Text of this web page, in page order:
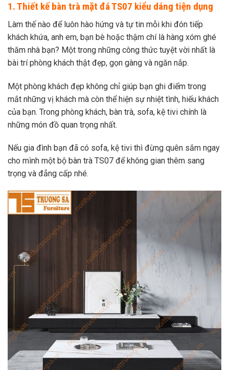
1. Thiết kế bàn trà mặt đá TS07 kiểu dáng tiện dụng
Làm thế nào để luôn hào hứng và tự tin mỗi khi đón tiếp
khách khứa, anh em, bạn bè hoặc thậm chí là hàng xóm ghé
thăm nhà bạn? Một trong những công thức tuyệt vời nhất là
bài trí phòng khách thật đẹp, gọn gàng và ngăn nắp.
Một phòng khách đẹp không chỉ giúp bạn ghi điểm trong
mắt những vị khách mà còn thể hiện sự nhiệt tình, hiếu khách
của bạn. Trong phòng khách, bàn trà, sofa, kệ tivi chính là
những món đồ quan trọng nhất.
Nếu gia đình bạn đã có sofa, kệ tivi thì đừng quên sắm ngay
cho mình một bộ bàn trà TS07 để không gian thêm sang
trọng và đẳng cấp nhé.